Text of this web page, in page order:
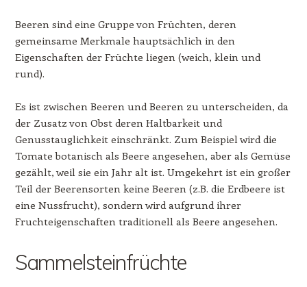
Beeren sind eine Gruppe von Früchten, deren
gemeinsame Merkmale hauptsächlich in den
Eigenschaften der Früchte liegen (weich, klein und
rund).
Es ist zwischen Beeren und Beeren zu unterscheiden, da
der Zusatz von Obst deren Haltbarkeit und
Genusstauglichkeit einschränkt. Zum Beispiel wird die
Tomate botanisch als Beere angesehen, aber als Gemüse
gezählt, weil sie ein Jahr alt ist. Umgekehrt ist ein großer
Teil der Beerensorten keine Beeren (z.B. die Erdbeere ist
eine Nussfrucht), sondern wird aufgrund ihrer
Fruchteigenschaften traditionell als Beere angesehen.
Sammelsteinfrüchte